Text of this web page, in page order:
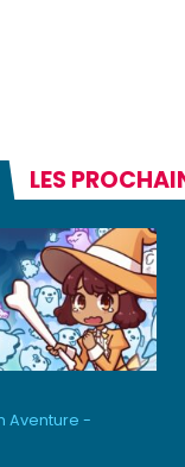
LES
Aventure -